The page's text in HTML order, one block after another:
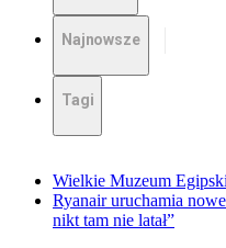
Najnowsze
Tagi
Wielkie Muzeum
Ryanair uruchamia
nikt tam nie latał”